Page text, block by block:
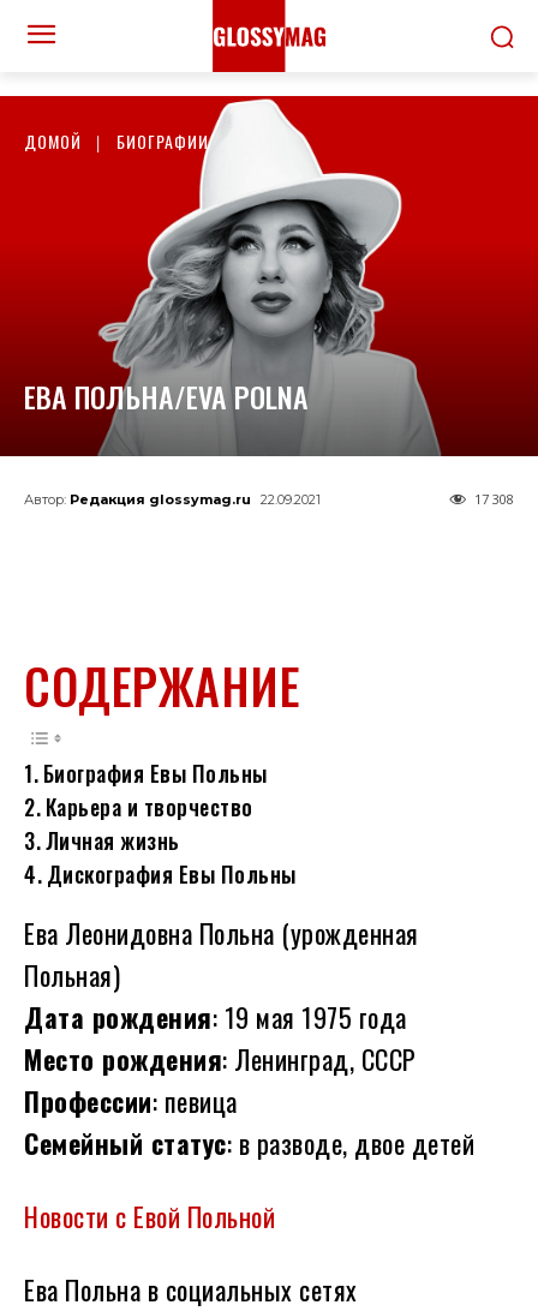
ДОМОЙ БИОГРАФИИ
ЕВА ПОЛЬНА/EVA POLNA
Автор: Редакция glossymag.ru 22.09.2021 17 308
СОДЕРЖАНИЕ
Биография Евы Польны
Карьера и творчество
Личная жизнь
Дискография Евы Польны
Ева Леонидовна Польна (урожденная
Польная)
Дата рождения: 19 мая 1975 года
Место рождения: Ленинград, СССР
Профессии: певица
Семейный статус: в разводе, двое детей
Новости с Евой Польной
Ева Польна в социальных сетях